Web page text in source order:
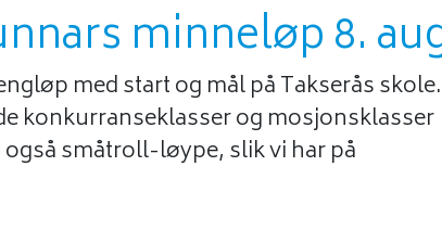
minneløp 8.
med start og mål på Takserås skole.
konkurranseklasser og mosjonsklasser
småtroll-løype, slik vi har på